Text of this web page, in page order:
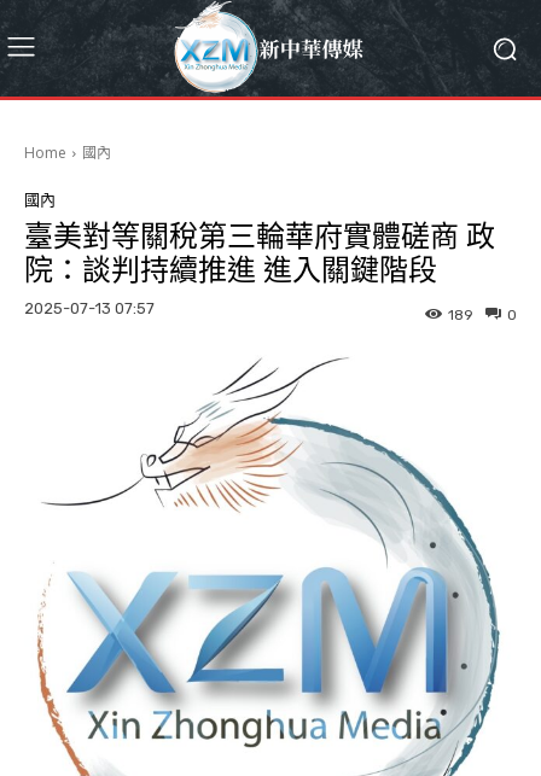
Home 國內
國內
臺美對等關稅第三輪華府實體磋商 政
院：談判持續推進 進入關鍵階段
2025-07-13 07:57 0
189